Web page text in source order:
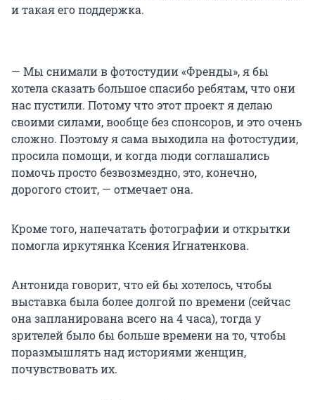
и такая его поддержка.
— Мы снимали в фотостудии «Френды», я бы
хотела сказать большое спасибо ребятам, что они
нас пустили. Потому что этот проект я делаю
своими силами, вообще без спонсоров, и это очень
сложно. Поэтому я сама выходила на фотостудии,
просила помощи, и когда люди соглашались
помочь просто безвозмездно, это, конечно,
дорогого стоит, — отмечает она.
Кроме того, напечатать фотографии и открытки
помогла иркутянка Ксения Игнатенкова.
Антонида говорит, что ей бы хотелось, чтобы
выставка была более долгой по времени (сейчас
она запланирована всего на 4 часа), тогда у
зрителей было бы больше времени на то, чтобы
поразмышлять над историями женщин,
почувствовать их.